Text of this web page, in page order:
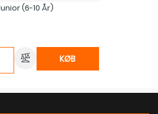
(6-10 År)
KØB